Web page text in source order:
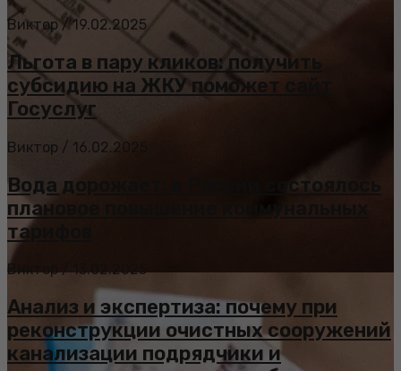
Виктор / 19.02.2025
Льгота в пару кликов: получить
субсидию на ЖКУ поможет сайт
Госуслуг
Виктор / 16.02.2025
Вода дорожает: в России состоялось
плановое повышение коммунальных
тарифов
Виктор / 13.02.2025
Анализ и экспертиза: почему при
реконструкции очистных сооружений
канализации подрядчики и